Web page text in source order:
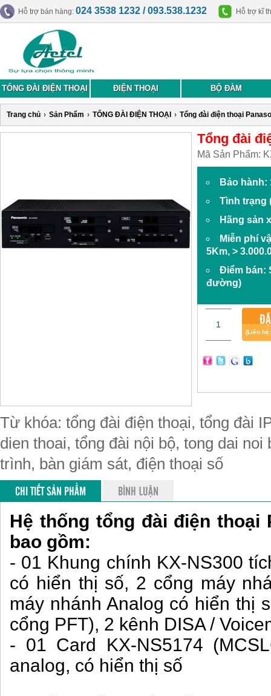
Hỗ trợ bán hàng: 024 3538 1232 / 093.538.1232 Hỗ trợ kĩ
TỔNG ĐÀI ĐIỆN THOẠI ĐIỆN THOẠI BỘ ĐÀM
Trang chủ › Sản Phẩm › TỔNG ĐÀI ĐIỆN THOẠI › Tổng đài điện thoại
Tổng đài
Mã Sản Phẩm:
Bảo hành:
Tình trạng
Hãng sản
Miễn phí
5Km, >
Điểm bán:
đường)
(Liên
Từ khóa: tổng đài điện thoại, tổng đài
dien thoai, tổng đài nội bộ, tong dai
trình, bàn giám sát, điện thoại số
CHI TIẾT SẢN PHẨM BÌNH LUẬN
Hệ thống tổng đài điện thoại
bao gồm:
- 01 Khung chính KX-NS300
có hiển thị số, 2 cổng máy
máy nhánh Analog có hiển thị
cổng PFT), 2 kênh DISA /
- 01 Card KX-NS5174
analog, có hiển thị số